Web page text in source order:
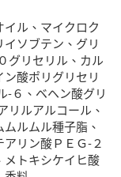
ル、マイクロク
ソブテン、グリ
グリセリル、カル
酸ポリグリセリ
-６、ベヘン酸グリ
リルアルコール、
ルムル種子脂、
リン酸ＰＥＧ-２
メトキシケイヒ酸